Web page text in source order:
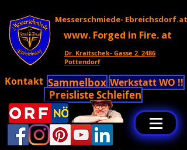
Messerschmiede- Ebreichsdorf.at
www. Forged in Fire. at
Dr. Kraitschek- Gasse 2. 2486
Pottendorf
Kontakt Sammelbox Werkstatt WO !!
Preisliste Schleifen